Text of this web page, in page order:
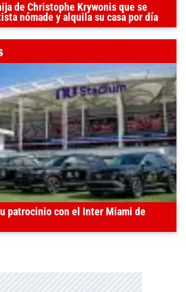
de Christophe Krywonis que se
nómade y alquila su casa por día
patrocinio con el Inter Miami de